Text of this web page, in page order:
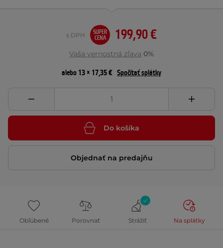
199,90 €
s DPH
SUPER
CENA
Vaša vernostná zľava 0%
alebo 13 × 17,35 € Spočítať splátky
Do košíka
Objednať na predajňu
Obľúbené Porovnať Strážiť Na splátky